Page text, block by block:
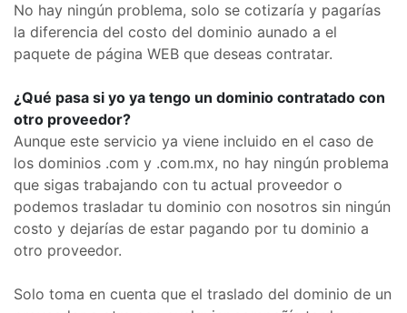
No hay ningún problema, solo se cotizaría y pagarías
la diferencia del costo del dominio aunado a el
paquete de página WEB que deseas contratar.
¿Qué pasa si yo ya tengo un dominio contratado con
otro proveedor?
Aunque este servicio ya viene incluido en el caso de
los dominios .com y .com.mx, no hay ningún problema
que sigas trabajando con tu actual proveedor o
podemos trasladar tu dominio con nosotros sin ningún
costo y dejarías de estar pagando por tu dominio a
otro proveedor.
Solo toma en cuenta que el traslado del dominio de un